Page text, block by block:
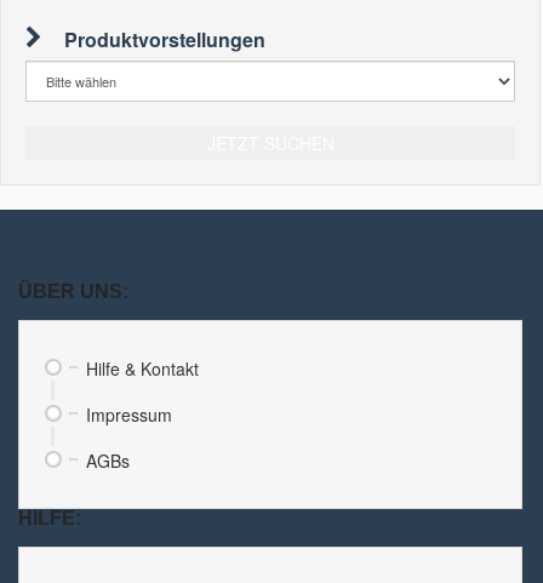
Produktvorstellungen
ÜBER UNS:
Hilfe & Kontakt
Impressum
AGBs
HILFE: